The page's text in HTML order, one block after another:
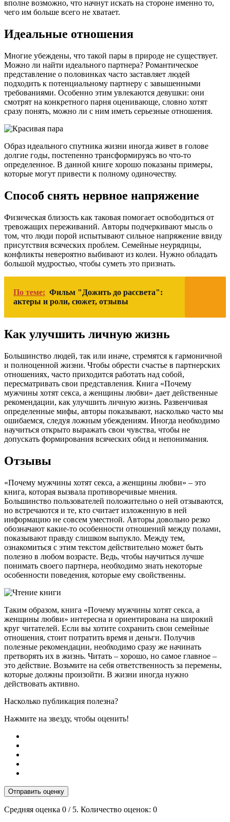
вполне возможно, что начнут искать на стороне именно то,
чего им больше всего не хватает.
Идеальные отношения
Многие убеждены, что такой пары в природе не существует.
Можно ли найти идеального партнера? Романтическое
представление о половинках часто заставляет людей
подходить к потенциальному партнеру с завышенными
требованиями. Особенно этим увлекаются девушки: они
смотрят на конкретного парня оценивающе, словно хотят
сразу понять, можно ли с ним иметь серьезные отношения.
Образ идеального спутника жизни иногда живет в голове
долгие годы, постепенно трансформируясь во что-то
определенное. В данной книге хорошо показаны примеры,
которые могут привести к полному одиночеству.
Способ снять нервное напряжение
Физическая близость как таковая помогает освободиться от
тревожащих переживаний. Авторы подчеркивают мысль о
том, что люди порой испытывают сильное напряжение ввиду
присутствия всяческих проблем. Семейные неурядицы,
конфликты невероятно выбивают из колеи. Нужно обладать
большой мудростью, чтобы суметь это признать.
По теме: Фильм "Дожить до рассвета":
актеры и роли, сюжет, отзывы
Как улучшить личную жизнь
Большинство людей, так или иначе, стремятся к гармоничной
и полноценной жизни. Чтобы обрести счастье в партнерских
отношениях, часто приходится работать над собой,
пересматривать свои представления. Книга «Почему
мужчины хотят секса, а женщины любви» дает действенные
рекомендации, как улучшить личную жизнь. Развенчивая
определенные мифы, авторы показывают, насколько часто мы
ошибаемся, следуя ложным убеждениям. Иногда необходимо
научиться открыто выражать свои чувства, чтобы не
допускать формирования всяческих обид и непонимания.
Отзывы
«Почему мужчины хотят секса, а женщины любви» – это
книга, которая вызвала противоречивые мнения.
Большинство пользователей положительно о ней отзываются,
но встречаются и те, кто считает изложенную в ней
информацию не совсем уместной. Авторы довольно резко
обозначают какие-то особенности отношений между полами,
показывают правду слишком выпукло. Между тем,
ознакомиться с этим текстом действительно может быть
полезно в любом возрасте. Ведь, чтобы научиться лучше
понимать своего партнера, необходимо знать некоторые
особенности поведения, которые ему свойственны.
Таким образом, книга «Почему мужчины хотят секса, а
женщины любви» интересна и ориентирована на широкий
круг читателей. Если вы хотите сохранить свои семейные
отношения, стоит потратить время и деньги. Получив
полезные рекомендации, необходимо сразу же начинать
претворять их в жизнь. Читать – хорошо, но самое главное –
это действие. Возьмите на себя ответственность за перемены,
которые должны произойти. В жизни иногда нужно
действовать активно.
Насколько публикация полезна?
Нажмите на звезду, чтобы оценить!
Отправить оценку
Средняя оценка 0 / 5. Количество оценок: 0